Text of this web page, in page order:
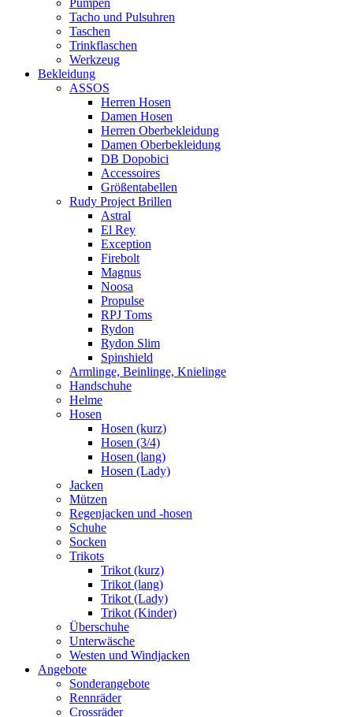
Pumpen
Tacho und Pulsuhren
Taschen
Trinkflaschen
Werkzeug
Bekleidung
ASSOS
Herren Hosen
Damen Hosen
Herren Oberbekleidung
Damen Oberbekleidung
DB Dopobici
Accessoires
Größentabellen
Rudy Project Brillen
Astral
El Rey
Exception
Firebolt
Magnus
Noosa
Propulse
RPJ Toms
Rydon
Rydon Slim
Spinshield
Armlinge, Beinlinge, Knielinge
Handschuhe
Helme
Hosen
Hosen (kurz)
Hosen (3/4)
Hosen (lang)
Hosen (Lady)
Jacken
Mützen
Regenjacken und -hosen
Schuhe
Socken
Trikots
Trikot (kurz)
Trikot (lang)
Trikot (Lady)
Trikot (Kinder)
Überschuhe
Unterwäsche
Westen und Windjacken
Angebote
Sonderangebote
Rennräder
Crossräder